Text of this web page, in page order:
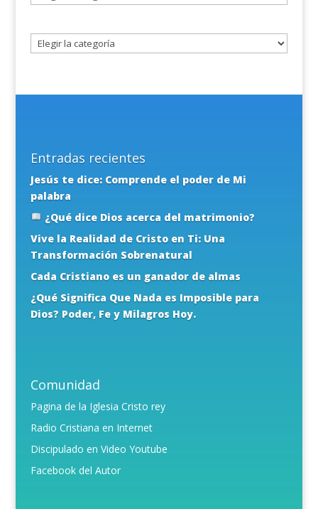
un
Entradas recientes
Jesús te dice: Comprende el poder de Mi
palabra
¿Qué dice Dios acerca del matrimonio?
Vive la Realidad de Cristo en Ti: Una
Transformación Sobrenatural
Cada Cristiano es un ganador de almas
¿Qué Significa Que Nada es Imposible para
Dios? Poder, Fe y Milagros Hoy.
Comunidad
Pagina de la Iglesia Cristo rey
Radio Cristiana en Internet
Discipulado en Video Youtube
Facebook del Autor